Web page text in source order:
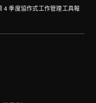
4 季度協作式工作管理工具報